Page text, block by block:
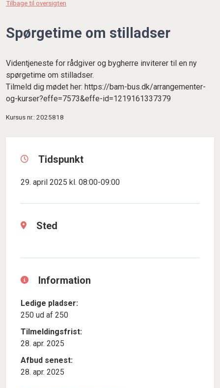
Tilbage til oversigten
Spørgetime om stilladser
Videntjeneste for rådgiver og bygherre inviterer til en ny
spørgetime om stilladser.
Tilmeld dig mødet her: https://bam-bus.dk/arrangementer-
og-kurser?effe=7573&effe-id=1219161337379
Kursus nr.: 2025818
Tidspunkt
29. april 2025 kl. 08:00-09:00
Sted
Information
Ledige pladser:
250 ud af 250
Tilmeldingsfrist:
28. apr. 2025
Afbud senest:
28. apr. 2025